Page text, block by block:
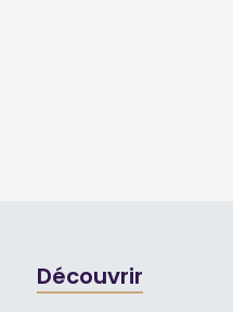
Découvrir